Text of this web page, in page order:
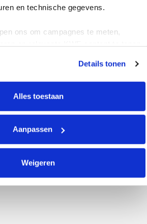
en technische gegevens.
ons om campagnes te meten,
onderaan de pagina. De lijst met
het tabblad “details”.
Details tonen
Alles toestaan
Aanpassen
Weigeren